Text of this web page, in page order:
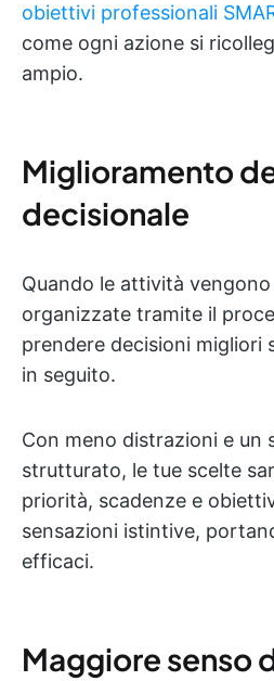
obiettivi professionali
come ogni azione si
ampio.
Miglioramento
decisionale
Quando le attività
organizzate tramite il
prendere decisioni migliori
in seguito.
Con meno distrazioni e un
strutturato, le tue scelte
priorità, scadenze e
sensazioni istintive,
efficaci.
Maggiore senso